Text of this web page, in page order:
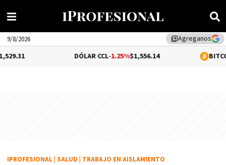
library_addAgreganos
9/8/2026
-1.25%$1,556.14 0.06%
IPROFESIONAL SALUD TRABAJO EN AISLAMIENTO